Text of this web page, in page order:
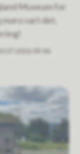
Museum for
moro vart det,
03.07.2026 09:46